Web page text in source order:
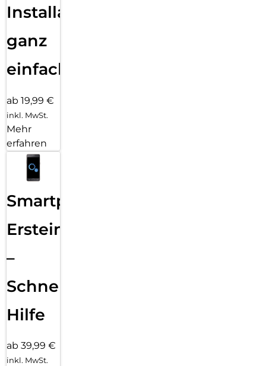
Installation
ganz
einfach
ab 19,99 €
inkl. MwSt.
Mehr
erfahren
Smartphone
Ersteinrichtung
–
Schnelle
Hilfe
ab 39,99 €
inkl. MwSt.